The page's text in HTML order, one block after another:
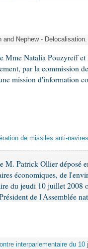
and Nephew -
Mme Natalia Pouzyreff
par la commission
mission d'information
de missiles anti-
M. Patrick Ollier déposé
économiques, de
du jeudi 10 juillet 2008
de l'Assemblée
interparlementaire du